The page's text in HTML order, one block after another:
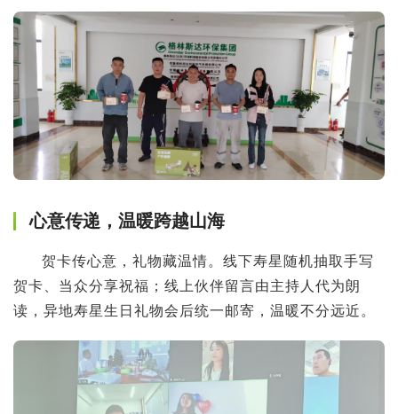
心意传递，温暖跨越山海
贺卡传心意，礼物藏温情。线下寿星随机抽取手写
贺卡、当众分享祝福；线上伙伴留言由主持人代为朗
读，异地寿星生日礼物会后统一邮寄，温暖不分远近。